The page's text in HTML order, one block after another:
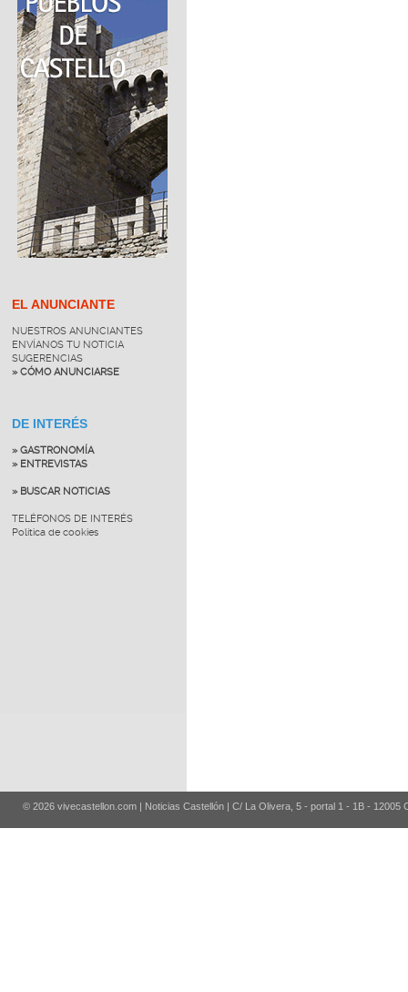
EL ANUNCIANTE
NUESTROS ANUNCIANTES
ENVÍANOS TU NOTICIA
SUGERENCIAS
» CÓMO ANUNCIARSE
DE INTERÉS
» GASTRONOMÍA
» ENTREVISTAS
» BUSCAR NOTICIAS
TELÉFONOS DE INTERÉS
Política de cookies
© 2026 vivecastellon.com | Noticias Castellón | C/ La Olivera, 5 - portal 1 - 1B - 12005